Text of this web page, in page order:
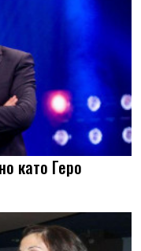
като Геро